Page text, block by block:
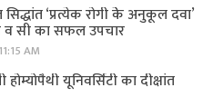
‘प्रत्येक रोगी केे अनुकूल दवा’
व सी का सफल उपचार
AM
यूनिवर्सिटी का दीक्षांत